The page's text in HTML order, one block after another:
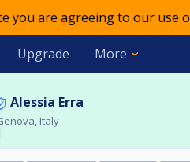
you are agreeing to our use
Upgrade More
Alessia Erra
Italy